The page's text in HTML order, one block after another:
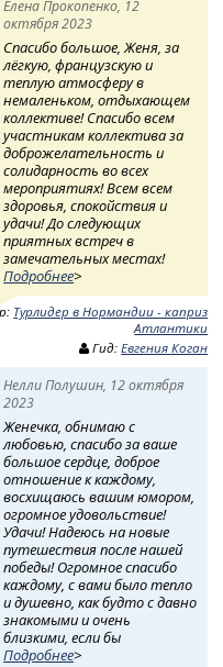
Елена Прокопенко, 12
октября 2023
Спасибо большое, Женя, за
лёгкую, французскую и
теплую атмосферу в
немаленьком, отдыхающем
коллективе! Спасибо всем
участникам коллектива за
доброжелательность и
солидарность во всех
мероприятиях! Всем всем
здоровья, спокойствия и
удачи! До следующих
приятных встреч в
замечательных местах!
Подробнее>
Турлидер в Нормандии - каприз
Атлантики
Гид:Евгения Коган
Нелли Полушин, 12 октября
2023
Женечка, обнимаю с
любовью, спасибо за ваше
большое сердце, доброе
отношение к каждому,
восхищаюсь вашим юмором,
огромное удовольствие!
Удачи! Надеюсь на новые
путешествия после нашей
победы! Огромное спасибо
каждому, с вами было тепло
и душевно, как будто с давно
знакомыми и очень
близкими, если бы
Подробнее>